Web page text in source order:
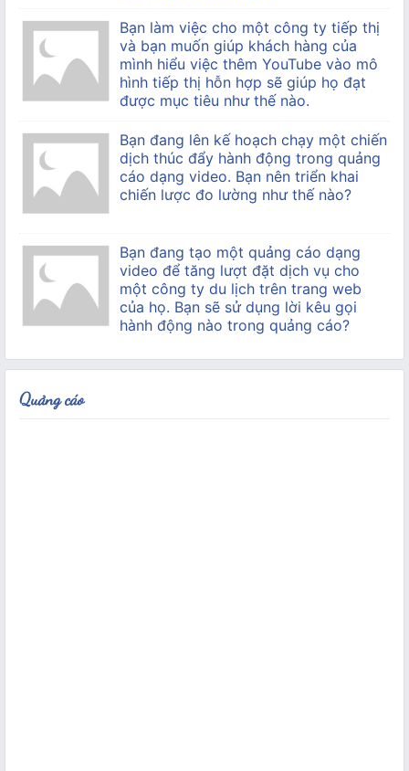
Bạn làm việc cho một công ty tiếp thị
và bạn muốn giúp khách hàng của
mình hiểu việc thêm YouTube vào mô
hình tiếp thị hỗn hợp sẽ giúp họ đạt
được mục tiêu như thế nào.
Bạn đang lên kế hoạch chạy một chiến
dịch thúc đẩy hành động trong quảng
cáo dạng video. Bạn nên triển khai
chiến lược đo lường như thế nào?
Bạn đang tạo một quảng cáo dạng
video để tăng lượt đặt dịch vụ cho
một công ty du lịch trên trang web
của họ. Bạn sẽ sử dụng lời kêu gọi
hành động nào trong quảng cáo?
Quảng cáo